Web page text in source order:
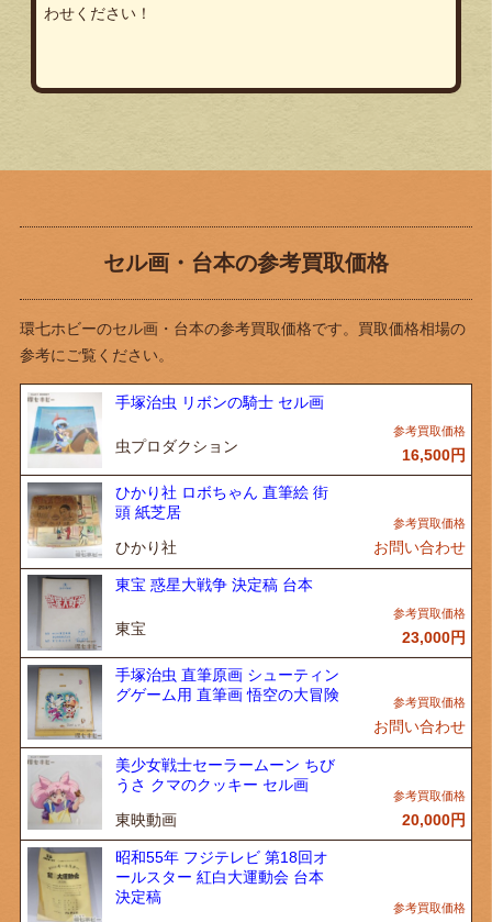
わせください！
セル画・台本の参考買取価格
環七ホビーのセル画・台本の参考買取価格です。買取価格相場の
参考にご覧ください。
手塚治虫 リボンの騎士 セル画
虫プロダクション 16,500円
ひかり社 ロボちゃん 直筆絵 街
頭 紙芝居
ひかり社 お問い合わせ
東宝 惑星大戦争 決定稿 台本
東宝 23,000円
手塚治虫 直筆原画 シューティン
グゲーム用 直筆画 悟空の大冒険
お問い合わせ
美少女戦士セーラームーン ちび
うさ クマのクッキー セル画
東映動画 20,000円
昭和55年 フジテレビ 第18回オ
ールスター 紅白大運動会 台本
決定稿